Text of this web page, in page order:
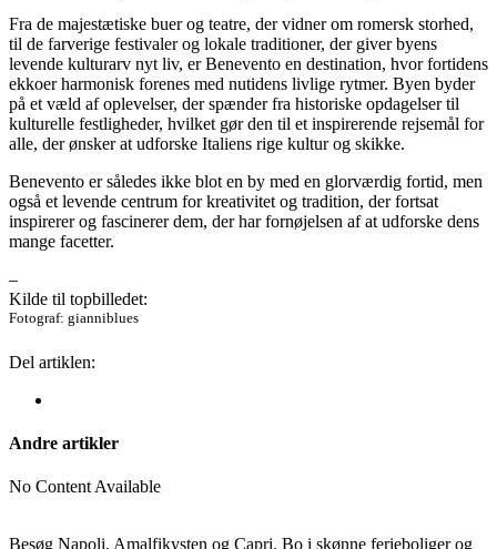
Fra de majestætiske buer og teatre, der vidner om romersk storhed,
til de farverige festivaler og lokale traditioner, der giver byens
levende kulturarv nyt liv, er Benevento en destination, hvor fortidens
ekkoer harmonisk forenes med nutidens livlige rytmer. Byen byder
på et væld af oplevelser, der spænder fra historiske opdagelser til
kulturelle festligheder, hvilket gør den til et inspirerende rejsemål for
alle, der ønsker at udforske Italiens rige kultur og skikke.
Benevento er således ikke blot en by med en glorværdig fortid, men
også et levende centrum for kreativitet og tradition, der fortsat
inspirerer og fascinerer dem, der har fornøjelsen af at udforske dens
mange facetter.
–
Kilde til topbilledet:
Fotograf: gianniblues
Del artiklen:
Andre artikler
No Content Available
Besøg Napoli, Amalfikysten og Capri. Bo i skønne ferieboliger og